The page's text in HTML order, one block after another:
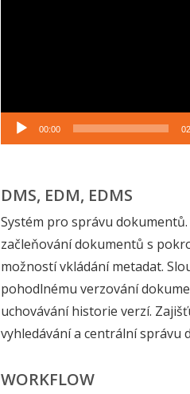
00:00
DMS, EDM, EDMS
Systém pro správu
začleňování dokumentů s
možností vkládání metadat.
pohodlnému verzování
uchovávání historie verzí.
vyhledávání a centrální správu
WORKFLOW